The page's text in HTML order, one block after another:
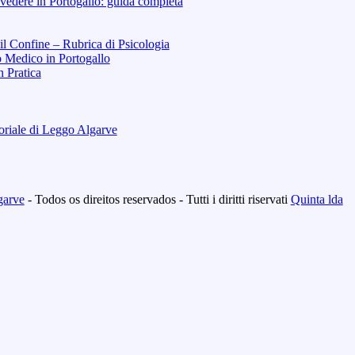
Confine – Rubrica di Psicologia
Medico in Portogallo
Pratica
di Leggo Algarve
- Todos os direitos reservados - Tutti i diritti riservati Quinta lda